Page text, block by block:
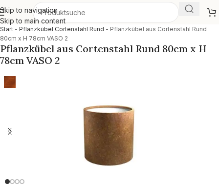
Skip to navigation
Skip to main content
Start - Pflanzkübel Cortenstahl Rund - Pflanzkübel aus Cortenstahl Rund
80cm x H 78cm VASO 2
Pflanzkübel aus Cortenstahl Rund 80cm x H
78cm VASO 2